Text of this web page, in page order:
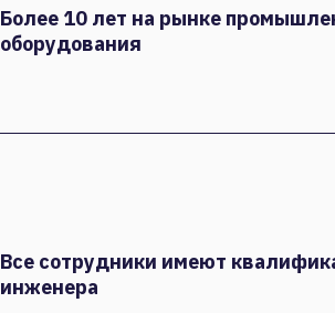
Более 10 лет на рынке
оборудования
Все сотрудники имеют
инженера